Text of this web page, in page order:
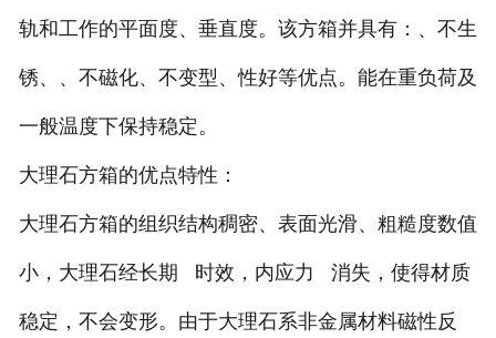
轨和工作的平面度、垂直度。该方箱并具有：、不生
锈、、不磁化、不变型、性好等优点。能在重负荷及
一般温度下保持稳定。
大理石方箱的优点特性：
大理石方箱的组织结构稠密、表面光滑、粗糙度数值
小，大理石经长期 时效，内应力 消失，使得材质
稳定，不会变形。由于大理石系非金属材料磁性反